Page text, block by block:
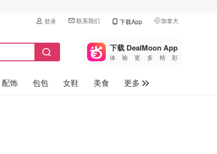
登录 联系我们 下载App 加拿大
🇺🇸
美国
🇨🇳中国
🇨🇦加拿大
下载 DealMoon App
体验更多精彩
配饰 包包 女鞋 美食
更多